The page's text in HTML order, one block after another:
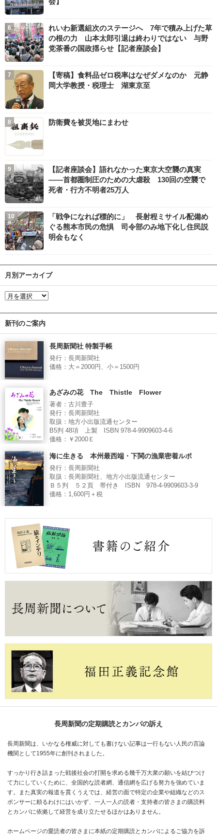
れいわ新選組次のステージへ 7年で積み上げた草
の根の力 山本太郎引退は終わりではない 与野
党茶番の国政揺らせ【記者座談会】
【寄稿】食料品ゼロ税率はなぜダメなのか 元静
岡大学教授・税理士 湖東京至
防衛費を被災地にまわせ
【記者座談会】語れなかった東京大空襲の真実
――首都圏制圧のための大虐殺 130回の空襲で
死者・行方不明者25万人
「戦争になれば標的に」 長射程ミサイル配備め
ぐる熊本市民の危惧 司令部のみ地下化し住民説
明会もなく
月別アーカイブ
新刊のご案内
長周新聞社 特製手帳
発行：長周新聞社
価格：大＝2000円、小＝1500円
あざみの花 The Thistle Flower
著者：古川豊子
発行：長周新聞社
取扱：地方小出版流通センター
B5判 48項 上製 ISBN 978-4-9909603-4-6
価格：￥2000Ｅ
海に生きる 本州最西端・下関の漁業密着ルポ
発行：長周新聞社
取扱：長周新聞社、地方小出版流通センター
Ｂ５判 ５２頁 帯付き ISBN 978-4-9909603-3-9
価格：1,600円＋税
長周新聞の定期購読とカンパの訴え
長周新聞は、いかなる権威に対しても書けない記事は一行もない人民の言論
機関として1955年に創刊されました。
すっかり行き詰まった戦後社会の打開を求める幾千万大衆の願いを結びつけ
て力にしていくために、全国的な読者網、通信網を広げる努力を強めていま
す。また真実の報道を貫くうえでは、経営の面で特定の企業や組織などのス
ポンサーに頼るわけにはいかず、一人一人の読者・支持者の皆さまの購読料
とカンパに依拠して経営を成り立たせるほかはありません。
ホームページの愛読者の皆さまに本紙の定期購読とカンパによるご協力を訴